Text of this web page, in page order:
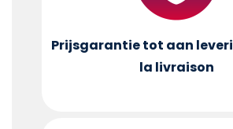
Prijsgarantie tot aan
la livraison